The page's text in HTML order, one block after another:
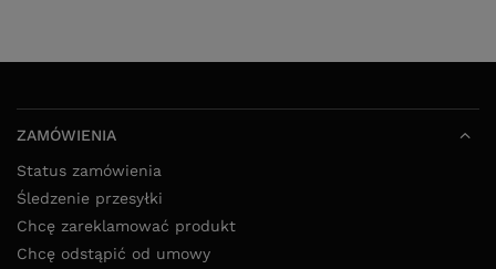
ZAMÓWIENIA
Status zamówienia
Śledzenie przesyłki
Chcę zareklamować produkt
Chcę odstąpić od umowy